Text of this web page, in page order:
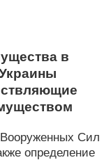
в
Сил
определение